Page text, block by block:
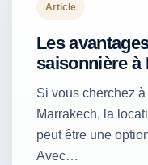
Article
Les
saisonnière à
Si vous cherchez
Marrakech, la
peut être une
Avec…